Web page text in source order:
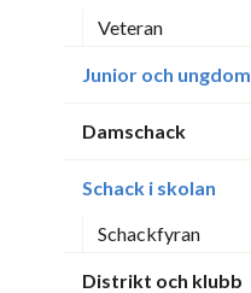
Veteran
Junior och ungdom
Damschack
Schack i skolan
Schackfyran
Distrikt och klubb